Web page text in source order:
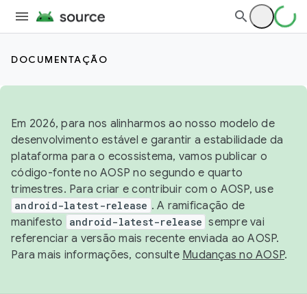
DOCUMENTAÇÃO
Em 2026, para nos alinharmos ao nosso modelo de
desenvolvimento estável e garantir a estabilidade da
plataforma para o ecossistema, vamos publicar o
código-fonte no AOSP no segundo e quarto
trimestres. Para criar e contribuir com o AOSP, use
android-latest-release . A ramificação de
manifesto
android-latest-release sempre vai
referenciar a versão mais recente enviada ao AOSP.
Para mais informações, consulte Mudanças no AOSP.